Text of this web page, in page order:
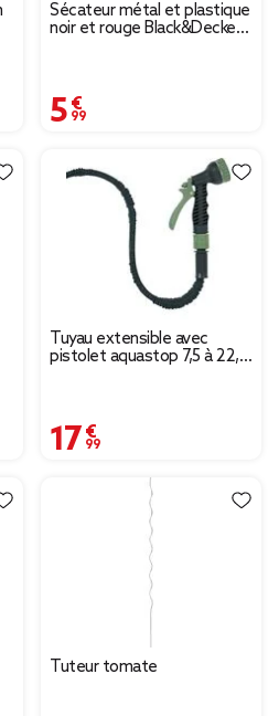
Sécateur métal et plastique
noir et rouge Black&Decker
5,99 €
Tuyau extensible avec
pistolet aquastop 7,5 à 22,5
17,99 €
Tuteur tomate